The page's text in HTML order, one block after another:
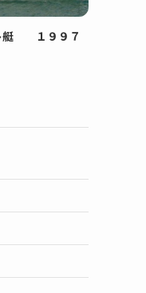
艇 １９９７